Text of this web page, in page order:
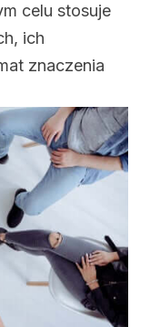
celu stosuje
ich
znaczenia